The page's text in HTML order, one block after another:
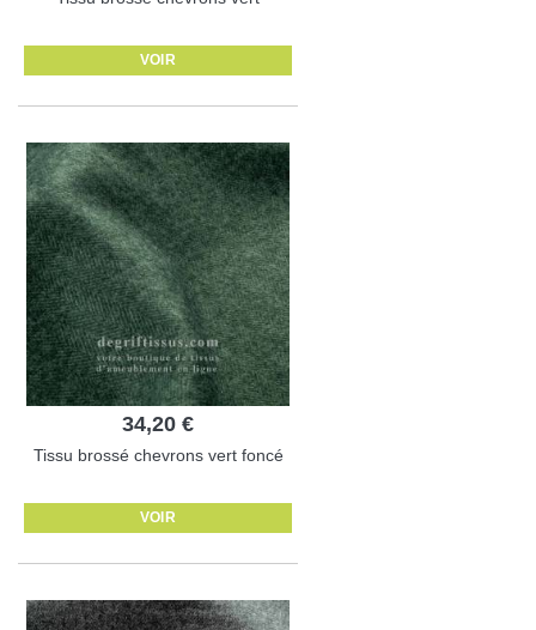
VOIR
34,20 €
Tissu brossé chevrons vert foncé
VOIR